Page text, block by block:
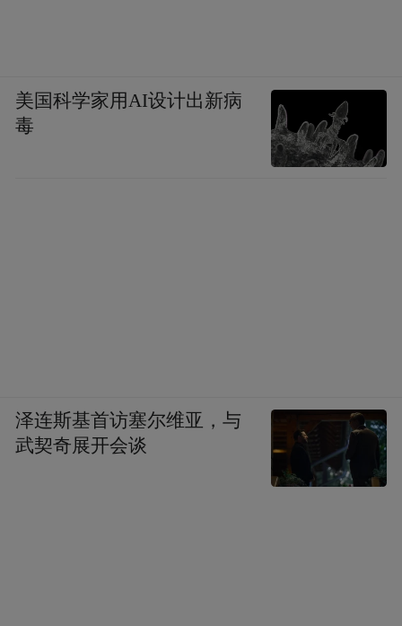
美国科学家用AI设计出新病
毒
泽连斯基首访塞尔维亚，与
武契奇展开会谈